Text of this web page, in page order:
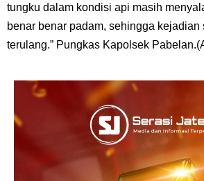
tungku dalam kondisi api masih
benar benar padam, sehingga kejadian
terulang.” Pungkas Kapolsek